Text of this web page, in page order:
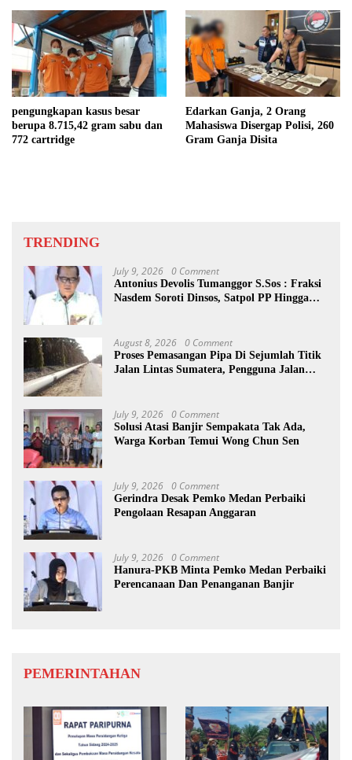
pengungkapan kasus besar
berupa 8.715,42 gram sabu dan
772 cartridge
Edarkan Ganja, 2 Orang
Mahasiswa Disergap Polisi, 260
Gram Ganja Disita
TRENDING
July 9, 2026 0 Comment
Antonius Devolis Tumanggor S.Sos : Fraksi
Nasdem Soroti Dinsos, Satpol PP Hingga
August 8, 2026 0 Comment
Proses Pemasangan Pipa Di Sejumlah Titik
Jalan Lintas Sumatera, Pengguna Jalan
July 9, 2026 0 Comment
Solusi Atasi Banjir Sempakata Tak Ada,
Warga Korban Temui Wong Chun Sen
July 9, 2026 0 Comment
Gerindra Desak Pemko Medan Perbaiki
Pengolaan Resapan Anggaran
July 9, 2026 0 Comment
Hanura-PKB Minta Pemko Medan Perbaiki
Perencanaan Dan Penanganan Banjir
PEMERINTAHAN